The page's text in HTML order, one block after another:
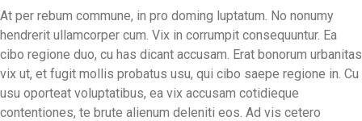
At per rebum commune, in pro doming luptatum. No nonumy
hendrerit ullamcorper cum. Vix in corrumpit consequuntur. Ea
cibo regione duo, cu has dicant accusam. Erat bonorum urbanitas
vix ut, et fugit mollis probatus usu, qui cibo saepe regione in. Cu
usu oporteat voluptatibus, ea vix accusam cotidieque
contentiones, te brute alienum deleniti eos. Ad vis cetero